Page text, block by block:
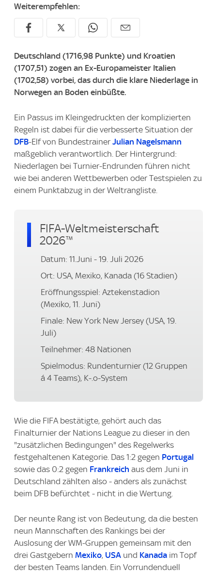
Weiterempfehlen:
Deutschland (1716,98 Punkte) und Kroatien
(1707,51) zogen an Ex-Europameister Italien
(1702,58) vorbei, das durch die klare Niederlage in
Norwegen an Boden einbüßte.
Ein Passus im Kleingedruckten der komplizierten
Regeln ist dabei für die verbesserte Situation der
DFB-Elf von Bundestrainer Julian Nagelsmann
maßgeblich verantwortlich. Der Hintergrund:
Niederlagen bei Turnier-Endrunden führen nicht
wie bei anderen Wettbewerben oder Testspielen zu
einem Punktabzug in der Weltrangliste.
FIFA-Weltmeisterschaft
2026™
Datum: 11.Juni - 19. Juli 2026
Ort: USA, Mexiko, Kanada (16 Stadien)
Eröffnungsspiel: Aztekenstadion
(Mexiko, 11. Juni)
Finale: New York New Jersey (USA, 19.
Juli)
Teilnehmer: 48 Nationen
Spielmodus: Rundenturnier (12 Gruppen
á 4 Teams), K-.o-System
Wie die FIFA bestätigte, gehört auch das
Finalturnier der Nations League zu dieser in den
"zusätzlichen Bedingungen" des Regelwerks
festgehaltenen Kategorie. Das 1:2 gegen Portugal
sowie das 0:2 gegen Frankreich aus dem Juni in
Deutschland zählten also - anders als zunächst
beim DFB befürchtet - nicht in die Wertung.
Der neunte Rang ist von Bedeutung, da die besten
neun Mannschaften des Rankings bei der
Auslosung der WM-Gruppen gemeinsam mit den
drei Gastgebern Mexiko, USA und Kanada im Topf
der besten Teams landen. Ein Vorrundenduell